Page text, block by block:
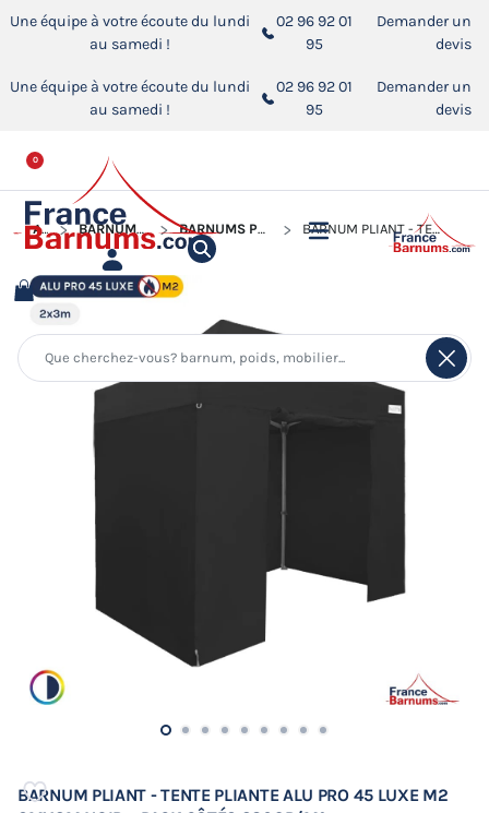
Une équipe à votre écoute du lundi
au samedi !
02 96 92 01
95
Demander un
devis
Une équipe à votre écoute du lundi
au samedi !
02 96 92 01
95
Demander un
devis
0
ACCUEIL BARNUMS PLIANTS ALUMINIUM PRO 45 LUXE M2 BARNUMS PLIANTS ALUMINIUM PRO 45 LUXE M2 DE 2M X 3M BARNUM PLIANT - TENTE PLIANTE ALU PRO 45 LUXE M2 2MX3M NOIR + PACK CÔTÉS 380GR/M²
BARNUM PLIANT - TENTE PLIANTE ALU PRO 45 LUXE M2